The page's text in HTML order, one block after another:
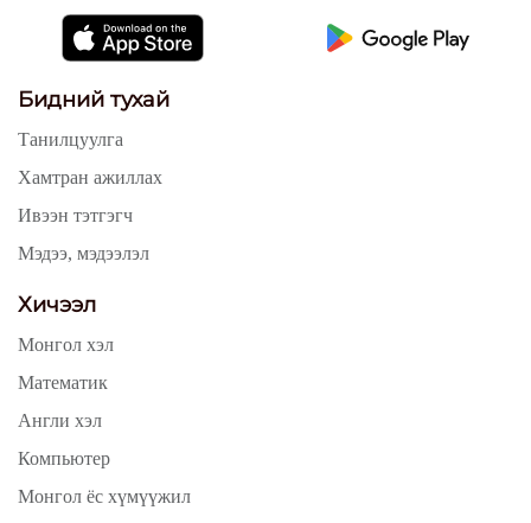
Бидний тухай
Танилцуулга
Хамтран ажиллах
Ивээн тэтгэгч
Мэдээ, мэдээлэл
Хичээл
Монгол хэл
Математик
Англи хэл
Компьютер
Монгол ёс хүмүүжил